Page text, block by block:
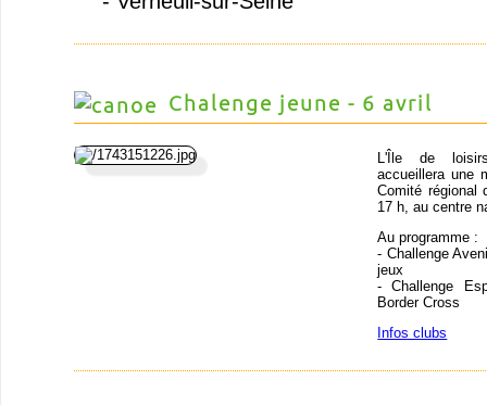
Chalenge jeune - 6 avril
L'Île de loisirs
accueillera une
Comité régional
17 h, au centre
Au programme :
- Challenge
jeux
- Challenge
Border Cross
Infos clubs